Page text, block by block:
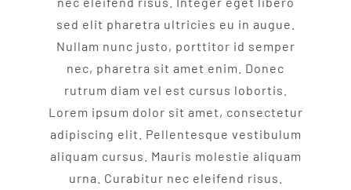
sed elit pharetra ultricies eu in augue.
Nullam nunc justo, porttitor id semper
nec, pharetra sit amet enim. Donec
rutrum diam vel est cursus lobortis.
Lorem ipsum dolor sit amet, consectetur
adipiscing elit. Pellentesque vestibulum
aliquam cursus. Mauris molestie aliquam
urna. Curabitur nec eleifend risus.